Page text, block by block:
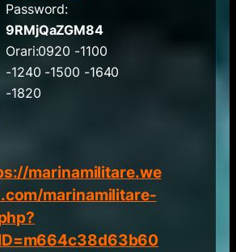
Password:
9RMjQaZGM84
Orari:0920 -1100
-1240 -1500 -1640
-1820
marinamilitare.we
marinamilitare-